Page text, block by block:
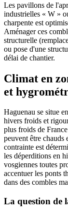
Les pavillons de
industrielles « W »
charpente est
Aménager ces
structurelle
ou pose d'une
délai de chantier.
Climat en
et
Haguenau se situe
hivers froids et
plus froids de
peuvent être chauds
contrainte est
les déperditions en
vosgiennes toutes
accentuer les ponts
dans des combles
La question de